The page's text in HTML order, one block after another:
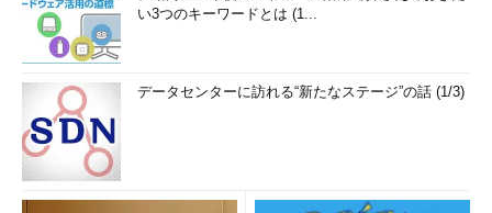
い3つのキーワードとは (1...
データセンターに訪れる“新たなステージ”の話 (1/3)